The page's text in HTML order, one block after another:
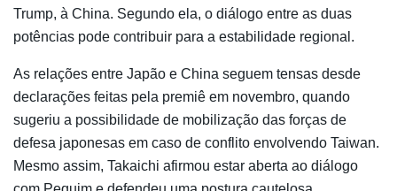
Trump, à China. Segundo ela, o diálogo entre as duas
potências pode contribuir para a estabilidade regional.
As relações entre Japão e China seguem tensas desde
declarações feitas pela premiê em novembro, quando
sugeriu a possibilidade de mobilização das forças de
defesa japonesas em caso de conflito envolvendo Taiwan.
Mesmo assim, Takaichi afirmou estar aberta ao diálogo